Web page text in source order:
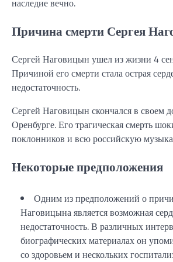
Причина смерти Сергея
Сергей Наговицын ушел из жизни 4
Причиной его смерти стала острая
недостаточность.
Сергей Наговицын скончался в своем
Оренбурге. Его трагическая смерть
поклонников и всю российскую
Некоторые предположения
Одним из предположений о
Наговицына является возможная
недостаточность. В различных
биографических материалах он
со здоровьем и нескольких